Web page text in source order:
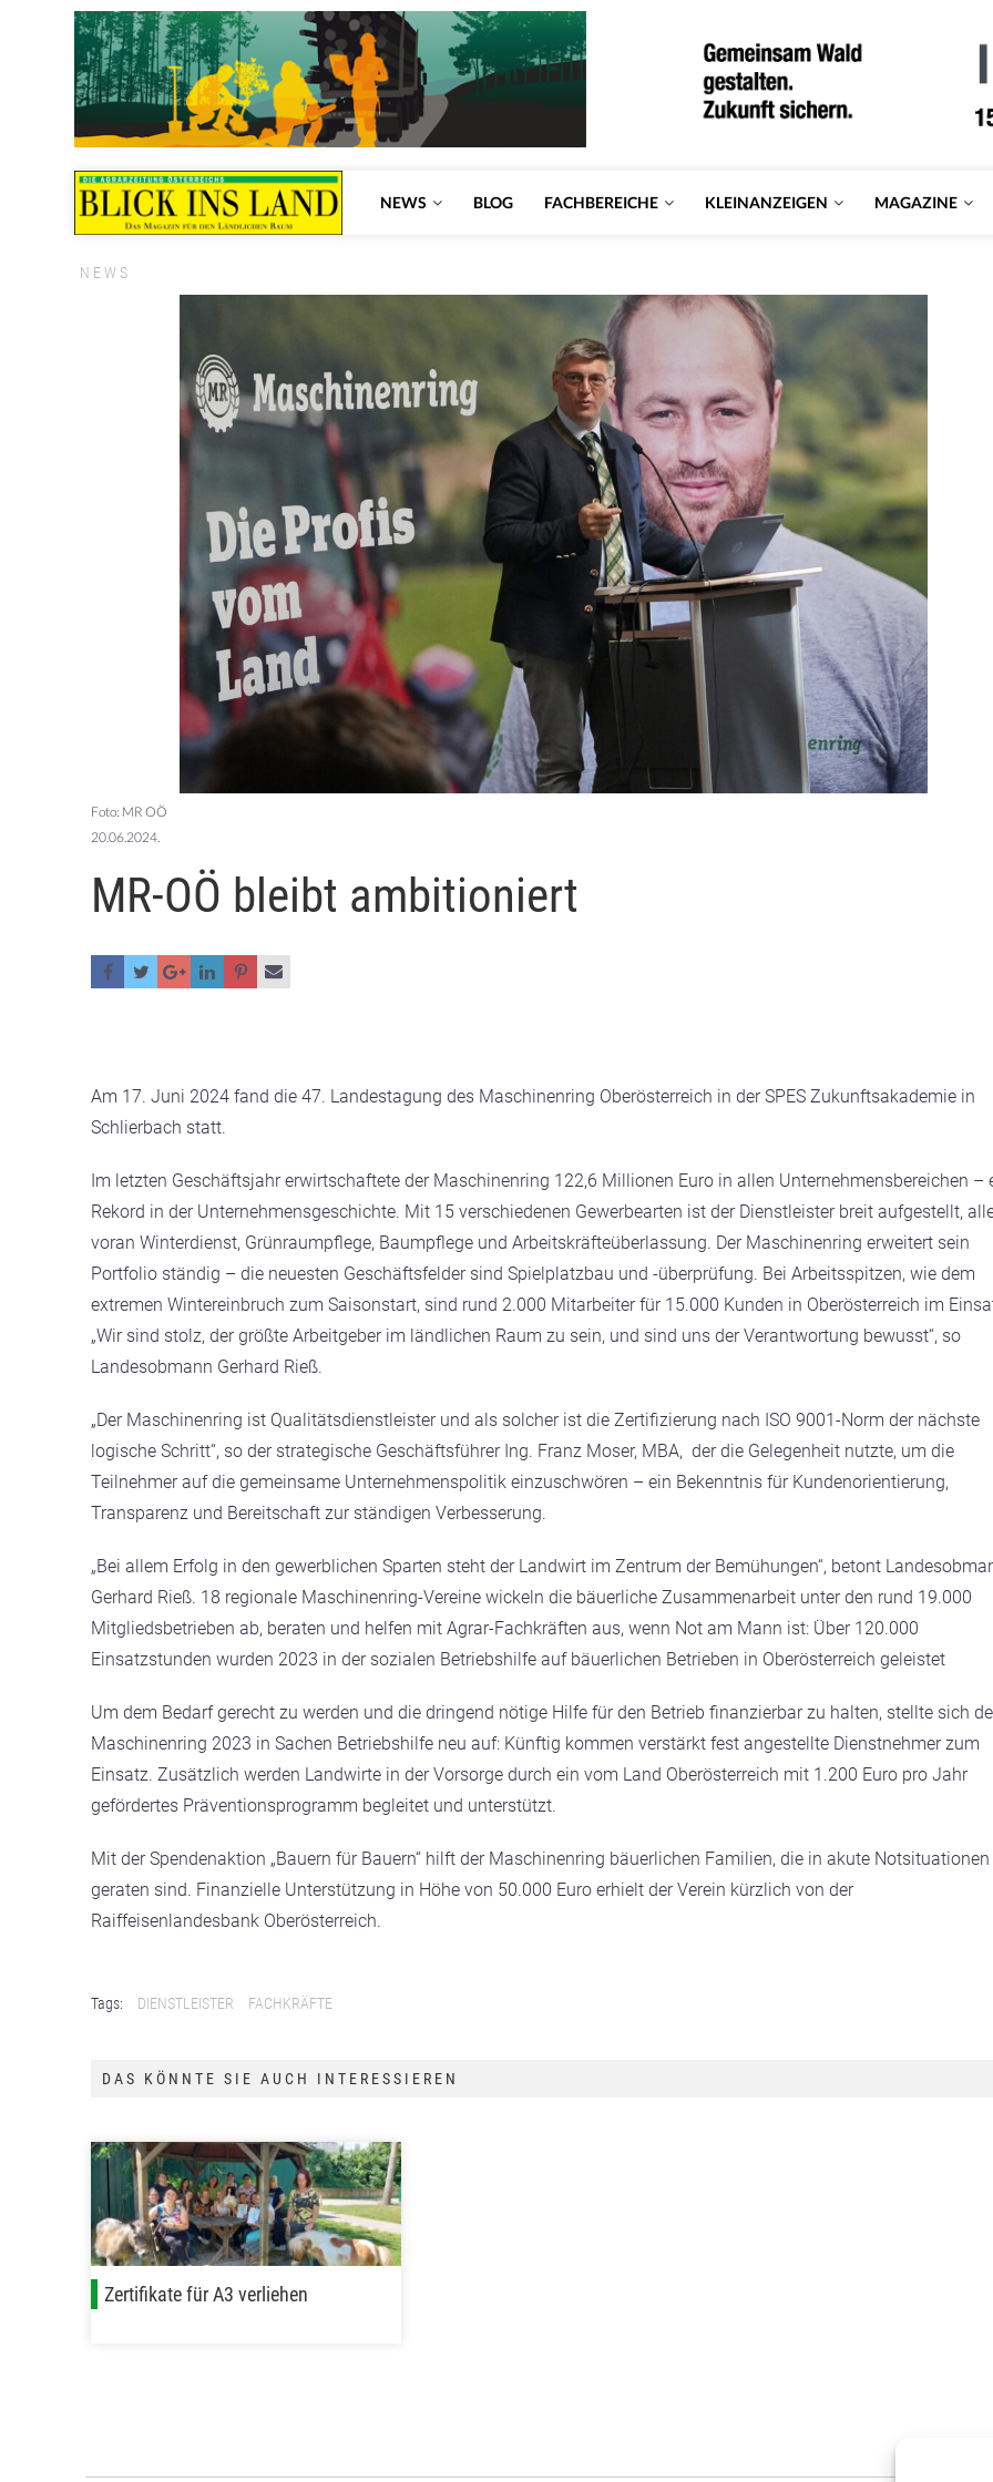
NEWS BLOG FACHBEREICHE KLEINANZEIGEN MAGAZINE
NEWS
Foto: MR OÖ
20.06.2024.
MR-OÖ bleibt ambitioniert
Am 17. Juni 2024 fand die 47. Landestagung des Maschinenring Oberösterreich in der SPES Zukunftsakademie in
Schlierbach statt.
Im letzten Geschäftsjahr erwirtschaftete der Maschinenring 122,6 Millionen Euro in allen Unternehmensbereichen –
Rekord in der Unternehmensgeschichte. Mit 15 verschiedenen Gewerbearten ist der Dienstleister breit aufgestellt,
voran Winterdienst, Grünraumpflege, Baumpflege und Arbeitskräfteüberlassung. Der Maschinenring erweitert sein
Portfolio ständig – die neuesten Geschäftsfelder sind Spielplatzbau und -überprüfung. Bei Arbeitsspitzen, wie dem
extremen Wintereinbruch zum Saisonstart, sind rund 2.000 Mitarbeiter für 15.000 Kunden in Oberösterreich im
„Wir sind stolz, der größte Arbeitgeber im ländlichen Raum zu sein, und sind uns der Verantwortung bewusst“, so
Landesobmann Gerhard Rieß.
„Der Maschinenring ist Qualitätsdienstleister und als solcher ist die Zertifizierung nach ISO 9001-Norm der nächste
logische Schritt“, so der strategische Geschäftsführer Ing. Franz Moser, MBA, der die Gelegenheit nutzte, um die
Teilnehmer auf die gemeinsame Unternehmenspolitik einzuschwören – ein Bekenntnis für Kundenorientierung,
Transparenz und Bereitschaft zur ständigen Verbesserung.
„Bei allem Erfolg in den gewerblichen Sparten steht der Landwirt im Zentrum der Bemühungen“, betont
Gerhard Rieß. 18 regionale Maschinenring-Vereine wickeln die bäuerliche Zusammenarbeit unter den rund 19.000
Mitgliedsbetrieben ab, beraten und helfen mit Agrar-Fachkräften aus, wenn Not am Mann ist: Über 120.000
Einsatzstunden wurden 2023 in der sozialen Betriebshilfe auf bäuerlichen Betrieben in Oberösterreich geleistet
Um dem Bedarf gerecht zu werden und die dringend nötige Hilfe für den Betrieb finanzierbar zu halten, stellte sich
Maschinenring 2023 in Sachen Betriebshilfe neu auf: Künftig kommen verstärkt fest angestellte Dienstnehmer zum
Einsatz. Zusätzlich werden Landwirte in der Vorsorge durch ein vom Land Oberösterreich mit 1.200 Euro pro Jahr
gefördertes Präventionsprogramm begleitet und unterstützt.
Mit der Spendenaktion „Bauern für Bauern“ hilft der Maschinenring bäuerlichen Familien, die in akute Notsituationen
geraten sind. Finanzielle Unterstützung in Höhe von 50.000 Euro erhielt der Verein kürzlich von der
Raiffeisenlandesbank Oberösterreich.
Tags: DIENSTLEISTER FACHKRÄFTE
DAS KÖNNTE SIE AUCH INTERESSIEREN
Zertifikate für A3 verliehen